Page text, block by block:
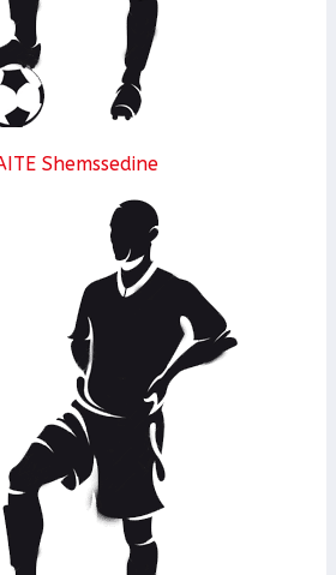
Shemssedine